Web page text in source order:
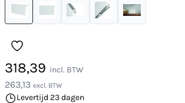
318,39 incl. BTW
263,13 excl. BTW
Levertijd 23 dagen